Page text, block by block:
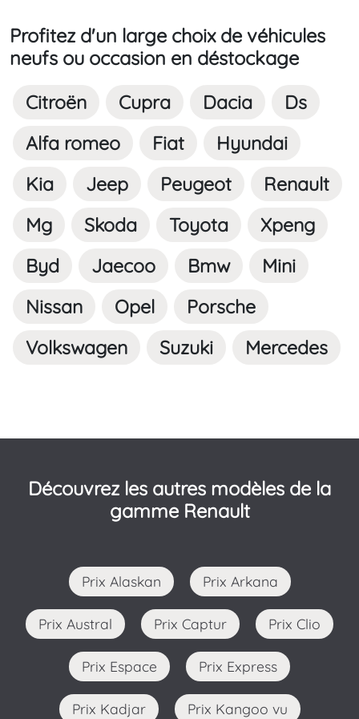
Profitez d'un large choix de véhicules
neufs ou occasion en déstockage
Citroën Cupra Dacia
Ds
Alfa romeo
Fiat
Hyundai
Kia
Jeep Peugeot
Renault
Mg
Skoda Toyota
Xpeng
Byd
Jaecoo Bmw
Mini
Nissan
Opel
Porsche
Volkswagen
Suzuki Mercedes
Découvrez les autres modèles de la
gamme Renault
Prix Alaskan Prix Arkana
Prix Austral Prix Captur Prix Clio
Prix Espace Prix Express
Prix Kadjar Prix Kangoo vu